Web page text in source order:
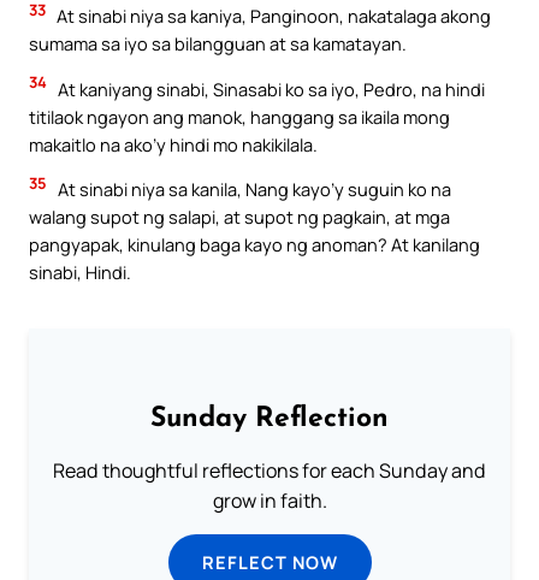
33 At sinabi niya sa kaniya, Panginoon, nakatalaga akong
sumama sa iyo sa bilangguan at sa kamatayan.
34 At kaniyang sinabi, Sinasabi ko sa iyo, Pedro, na hindi
titilaok ngayon ang manok, hanggang sa ikaila mong
makaitlo na ako’y hindi mo nakikilala.
35 At sinabi niya sa kanila, Nang kayo’y suguin ko na
walang supot ng salapi, at supot ng pagkain, at mga
pangyapak, kinulang baga kayo ng anoman? At kanilang
sinabi, Hindi.
Sunday Reflection
Read thoughtful reflections for each Sunday and
grow in faith.
REFLECT NOW